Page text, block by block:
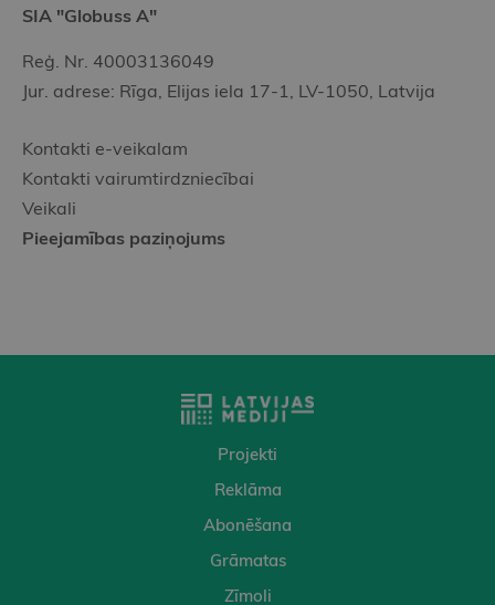
SIA "Globuss A"
Reģ. Nr. 40003136049
Jur. adrese: Rīga, Elijas iela 17-1, LV-1050, Latvija
Kontakti e-veikalam
Kontakti vairumtirdzniecībai
Veikali
Pieejamības paziņojums
Projekti
Reklāma
Abonēšana
Grāmatas
Zīmoli